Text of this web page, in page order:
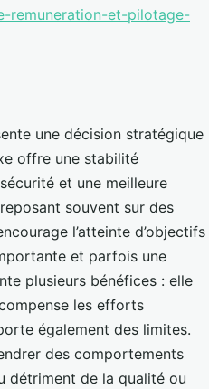
remuneration-et-pilotage-
une décision stratégique
offre une stabilité
et une meilleure
souvent sur des
l’atteinte d’objectifs
et parfois une
plusieurs bénéfices : elle
les efforts
également des limites.
des comportements
détriment de la qualité ou